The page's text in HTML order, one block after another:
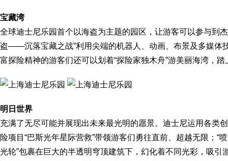
宝藏湾
全球迪士尼乐园首个以海盗为主题的园区，让游客可以参与到
盗——沉落宝藏之战”利用尖端的机器人、动画、布景及多媒体
富探险精神的游客们还可以划着“探险家独木舟”游美丽海湾，
明日世界
充满了无尽可能并展现出未来最光明的愿景。迪士尼运用各类
险项目“巴斯光年星际营救”带领游客们勇往直前、超越无限；“
光轮”包裹在巨大的半透明穹顶建筑下，幻化着不同光彩，吸